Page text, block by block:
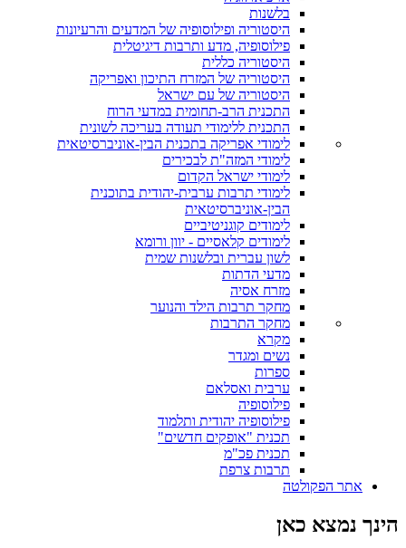
בלשנות
היסטוריה ופילוסופיה של המדעים והרעיונות
פילוסופיה, מדע ותרבות דיגיטלית
היסטוריה כללית
היסטוריה של המזרח התיכון ואפריקה
היסטוריה של עם ישראל
התכנית הרב-תחומית במדעי הרוח
התכנית ללימודי תעודה בעריכה לשונית
לימודי אפריקה בתכנית הבין-אוניברסיטאית
לימודי המזה"ת לבכירים
לימודי ישראל הקדום
לימודי תרבות ערבית-יהודית בתוכנית
הבין-אוניברסיטאית
לימודים קוגניטיביים
לימודים קלאסיים - יוון ורומא
לשון עברית ובלשנות שמית
מדעי הדתות
מזרח אסיה
מחקר תרבות הילד והנוער
מחקר התרבות
מקרא
נשים ומגדר
ספרות
ערבית ואסלאם
פילוסופיה
פילוסופיה יהודית ותלמוד
תכנית "אופקים חדשים"
תכנית פכ"מ
תרבות צרפת
אתר הפקולטה
הינך נמצא כאן